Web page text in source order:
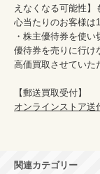
えなくなる可能性】
心当たりのお客様は
・株主優待券を使
優待券を売りに行け
高価買取させていた
オンラインストア送
関連カテゴリー